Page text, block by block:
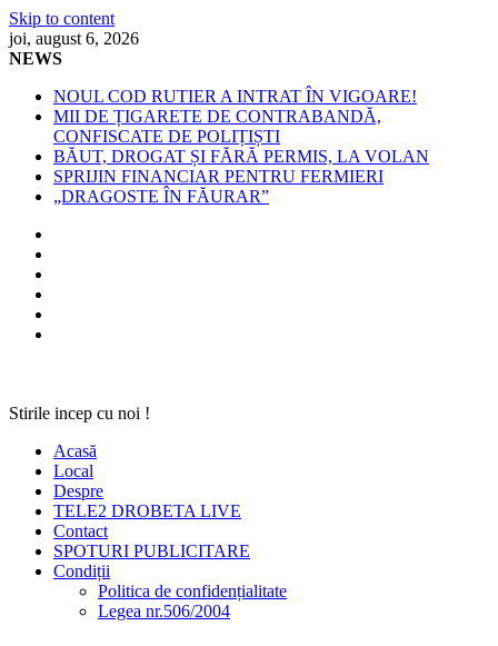
Skip to content
joi, august 6, 2026
NEWS
NOUL COD RUTIER A INTRAT ÎN VIGOARE!
MII DE ȚIGARETE DE CONTRABANDĂ,
CONFISCATE DE POLIȚIȘTI
BĂUT, DROGAT ȘI FĂRĂ PERMIS, LA VOLAN
SPRIJIN FINANCIAR PENTRU FERMIERI
„DRAGOSTE ÎN FĂURAR”
Stirile incep cu noi !
Acasă
Local
Despre
TELE2 DROBETA LIVE
Contact
SPOTURI PUBLICITARE
Condiții
Politica de confidențialitate
Legea nr.506/2004